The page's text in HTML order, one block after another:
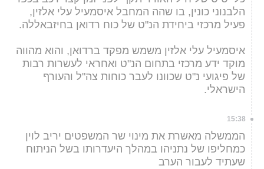
הלבנוני כונין, בו שהה המחבל איסמעיל עלי אלזין,
פעיל מרכזי ביחידת הנ"ט של כוח רדואן בחיזבאללה.
איסמעיל עלי אלזין משמש מפקד ברדואן, והוא מהווה
מוקד ידע מרכזי בתחום הנ"ט ואחראי לעשרות רבות
של פיגועי נ"ט שכוונו לעבר כוחות צה"ל והעורף
הישראלי.
15:38
הממשלה מאשרת את מינוי שר המשפטים יריב לוין
כמחליפו של נתניהו במהלך היעדרותו בשל הניתוח
שעתיד לעבור הערב